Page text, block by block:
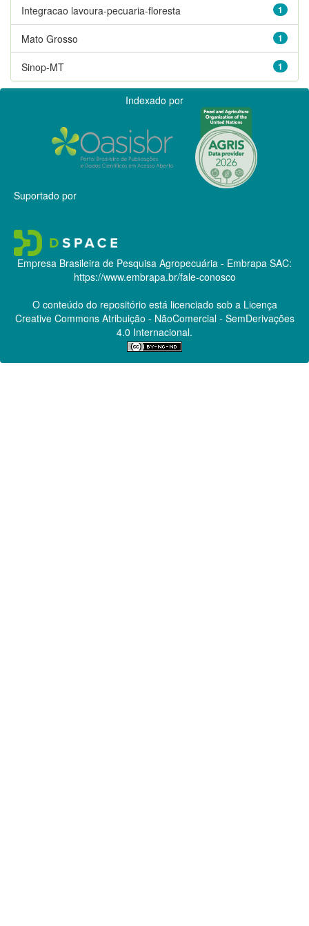
1
Integracao lavoura-pecuaria-floresta
1
Mato Grosso
1
Sinop-MT
Indexado por
Suportado por
Empresa Brasileira de Pesquisa Agropecuária - Embrapa SAC:
https://www.embrapa.br/fale-conosco
O conteúdo do repositório está licenciado sob a Licença
Creative CommonsAtribuição - NãoComercial - SemDerivações
4.0 Internacional.